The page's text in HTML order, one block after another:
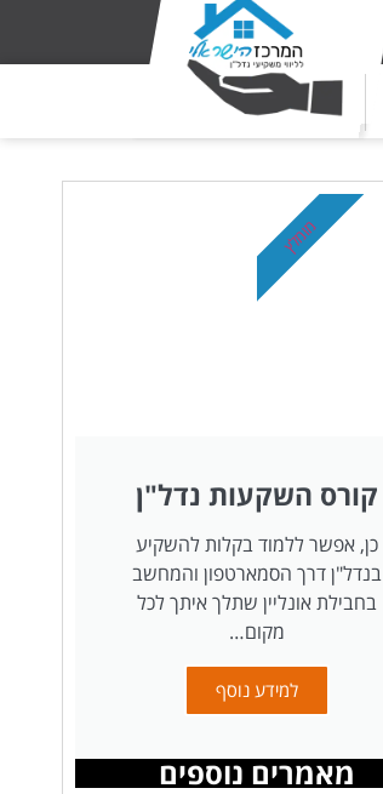
קורס השקעות נדל"ן
כן, אפשר ללמוד בקלות להשקיע
בנדל"ן דרך הסמארטפון והמחשב
בחבילת אונליין שתלך איתך לכל
מקום…
למידע נוסף
מומלץ
מאמרים נוספים